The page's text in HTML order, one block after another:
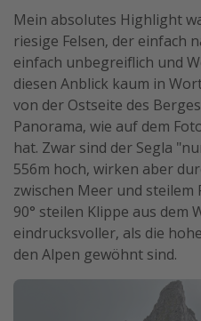
Mein absolutes Highlight
riesige Felsen, der einfach
einfach unbegreiflich und
diesen Anblick kaum in
von der Ostseite des
Panorama, wie auf dem
hat. Zwar sind der Segla
556m hoch, wirken aber
zwischen Meer und steilem
90° steilen Klippe aus dem
eindrucksvoller, als die
den Alpen gewöhnt sind.